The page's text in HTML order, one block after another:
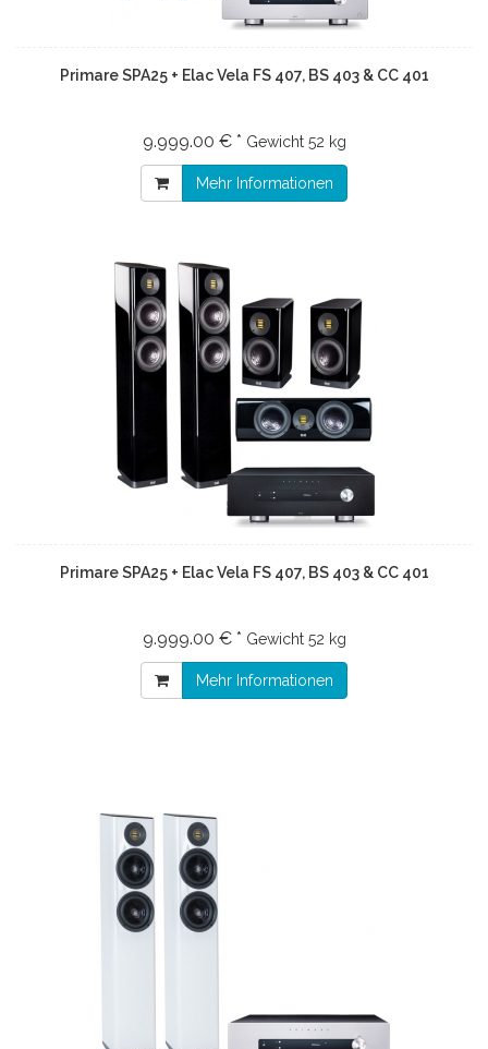
Primare SPA25 + Elac Vela FS 407, BS 403 & CC 401
9.999.00 € * Gewicht 52 kg
Mehr Informationen
Primare SPA25 + Elac Vela FS 407, BS 403 & CC 401
9.999.00 € * Gewicht 52 kg
Mehr Informationen